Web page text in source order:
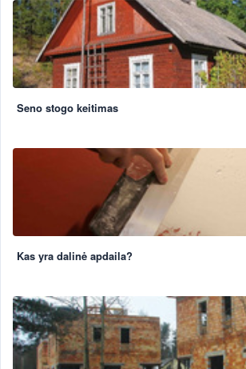
Seno stogo keitimas
Kas yra dalinė apdaila?